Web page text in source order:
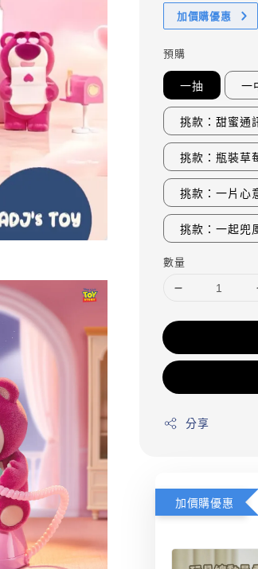
加價購優惠
預購
一抽 一
挑款：甜蜜通
挑款：瓶裝草
挑款：一片心
挑款：一起兜
數量
分享
加價購優惠